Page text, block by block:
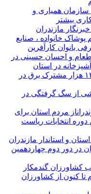
سازمان همیاری و
بیشتر
مازندران
خانواده ، صنایع
بانوان کارآفرین
اطعام و احسان حسینی در
پرداخت پاداش صرفه جویی به ۱۳۴ هزار مشترک برق در
ناشی از سگ گرفتگی در
مردم استان برای
انتخابات ریاست
و استاندار مازندران
در دور دوم چهاردهمین
حساب کشاورزان گندمکار
هزار تن گندم تا کنون از کشاورزان